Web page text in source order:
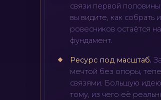
связи первой
вы видите, как собрать
ровесников остаётся
фундамент.
Ресурс под масштаб.
мечтой без опоры,
связями. Большую
тому, из чего её